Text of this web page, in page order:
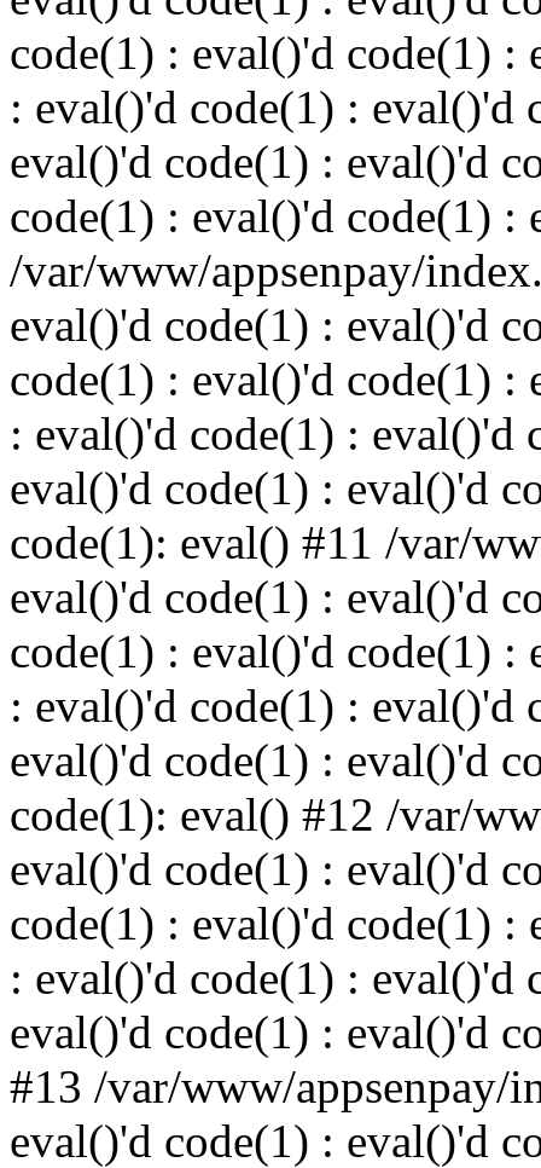
code(1) : eval()'d code(1) :
: eval()'d code(1) : eval()'d
eval()'d code(1) : eval()'d
code(1) : eval()'d code(1) :
/var/www/appsenpay/
eval()'d code(1) : eval()'d
code(1) : eval()'d code(1) :
: eval()'d code(1) : eval()'d
eval()'d code(1) : eval()'d
code(1): eval() #11 /var/
eval()'d code(1) : eval()'d
code(1) : eval()'d code(1) :
: eval()'d code(1) : eval()'d
eval()'d code(1) : eval()'d
code(1): eval() #12 /var/
eval()'d code(1) : eval()'d
code(1) : eval()'d code(1) :
: eval()'d code(1) : eval()'d
eval()'d code(1) : eval()'d
#13 /var/www/appsenpay/
eval()'d code(1) : eval()'d